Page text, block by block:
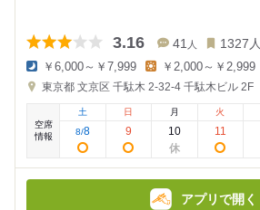
3.16 41 人 1327 人
夜
の
額
￥6,000～￥7,999
の
￥2,000～￥2,999
東京都 文京区 千駄木 2-32-4 千駄木ビル 2F
空席
情報
土
8/8
日
9
月
10
火
11
アプリで開く